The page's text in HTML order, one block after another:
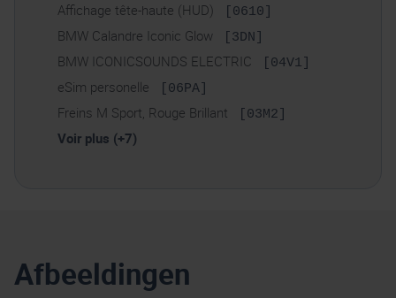
Affichage tête-haute (HUD) [0610]
BMW Calandre Iconic Glow [3DN]
BMW ICONICSOUNDS ELECTRIC [04V1]
eSim personelle [06PA]
Freins M Sport, Rouge Brillant [03M2]
Voir plus (+7)
Afbeeldingen